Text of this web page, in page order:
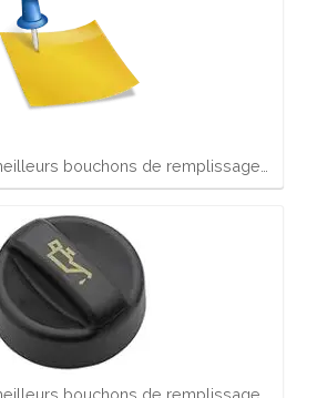
bouchons de remplissage…